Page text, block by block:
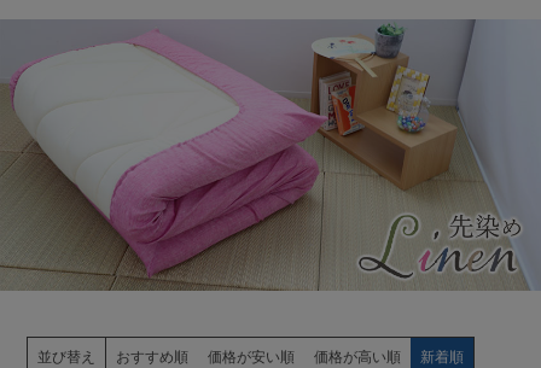
並び替え おすすめ順 価格が安い順 価格が高い順 新着順